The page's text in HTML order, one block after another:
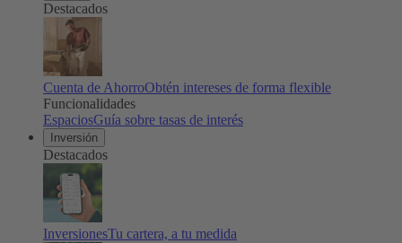
Destacados
Cuenta de AhorroObtén intereses de forma flexible
Funcionalidades
EspaciosGuía sobre tasas de interés
Inversión
Destacados
InversionesTu cartera, a tu medida